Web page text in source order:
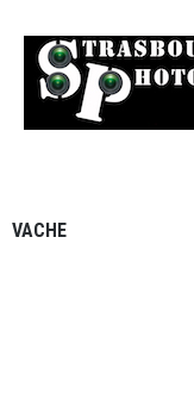
VACHE